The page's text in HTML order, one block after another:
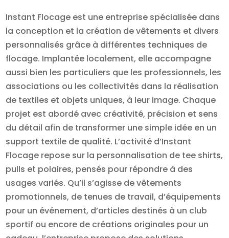
Instant Flocage est une entreprise spécialisée dans
la conception et la création de vêtements et divers
personnalisés grâce à différentes techniques de
flocage. Implantée localement, elle accompagne
aussi bien les particuliers que les professionnels, les
associations ou les collectivités dans la réalisation
de textiles et objets uniques, à leur image. Chaque
projet est abordé avec créativité, précision et sens
du détail afin de transformer une simple idée en un
support textile de qualité. L’activité d’Instant
Flocage repose sur la personnalisation de tee shirts,
pulls et polaires, pensés pour répondre à des
usages variés. Qu’il s’agisse de vêtements
promotionnels, de tenues de travail, d’équipements
pour un événement, d’articles destinés à un club
sportif ou encore de créations originales pour un